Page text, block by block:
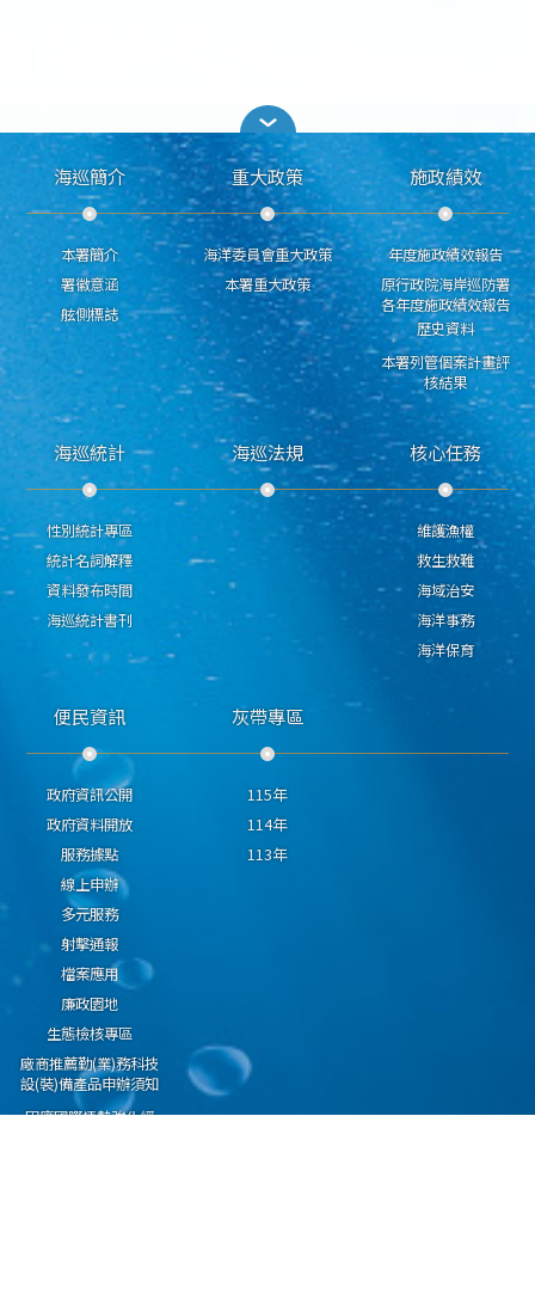
海巡簡介
本署簡介
署徽意涵
舷側標誌
重大政策
海洋委員會重大政策
本署重大政策
施政績效
年度施政績效報告
原行政院海岸巡防署
各年度施政績效報告
歷史資料
本署列管個案計畫評
核結果
海巡統計
性別統計專區
統計名詞解釋
資料發布時間
海巡統計書刊
海巡法規 核心任務
維護漁權
救生救難
海域治安
海洋事務
海洋保育
便民資訊
政府資訊公開
政府資料開放
服務據點
線上申辦
多元服務
射擊通報
檔案應用
廉政園地
生態檢核專區
廠商推薦勤(業)務科技
設(裝)備產品申辦須知
因應國際情勢強化經
灰帶專區
115年
114年
113年